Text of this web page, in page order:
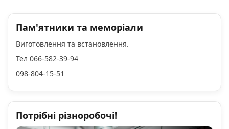
Пам'ятники та меморіали
Виготовлення та встановлення.
Тел 066-582-39-94
098-804-15-51
Потрібні різноробочі!